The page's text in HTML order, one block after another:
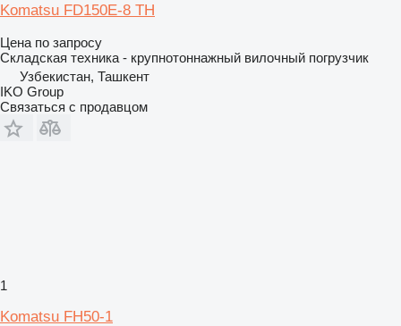
Komatsu FD150E-8 TH
Цена по запросу
Складская техника - крупнотоннажный вилочный погрузчик
Узбекистан, Ташкент
IKO Group
Связаться с продавцом
1
Komatsu FH50-1